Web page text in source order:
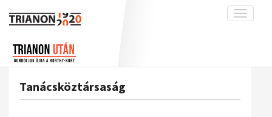
Toggle
interpretációk
Munkatársaink
Tanácsköztársaság